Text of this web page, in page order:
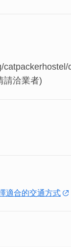
catpackerhostel/
請洽業者)
適合的交通方式